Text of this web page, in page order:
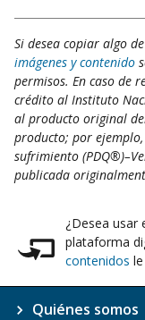
Si desea copiar algo
imágenes y contenido
permisos. En caso de
crédito al Instituto
al producto original
producto; por
sufrimiento
publicada
¿Desea usar
plataforma
contenidos
Quiénes somos